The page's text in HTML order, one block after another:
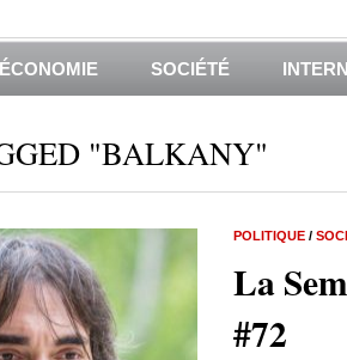
ÉCONOMIE SOCIÉTÉ
"BALKANY"
POLITIQUE/
La
#72